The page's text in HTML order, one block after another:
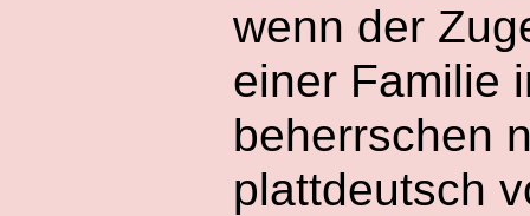
wenn der
einer Familie
beherrschen
plattdeutsch